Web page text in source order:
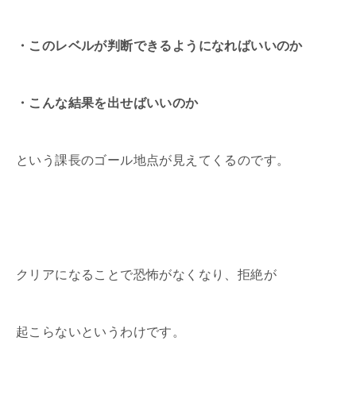
・このレベルが判断できるようになればいいのか
・こんな結果を出せばいいのか
という課長のゴール地点が見えてくるのです。
クリアになることで恐怖がなくなり、拒絶が
起こらないというわけです。